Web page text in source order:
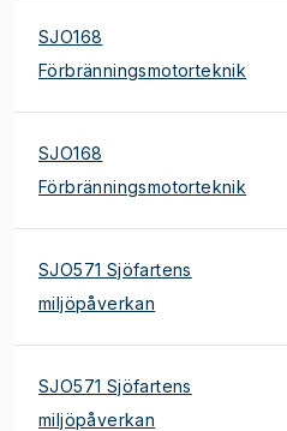
SJO168
Förbränningsmotorteknik
SJO168
Förbränningsmotorteknik
SJO571 Sjöfartens
miljöpåverkan
SJO571 Sjöfartens
miljöpåverkan